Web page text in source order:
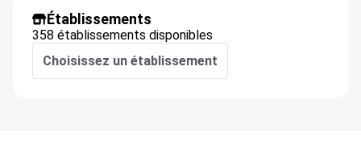
Établissements
358 établissements disponibles
Choisissez un établissement